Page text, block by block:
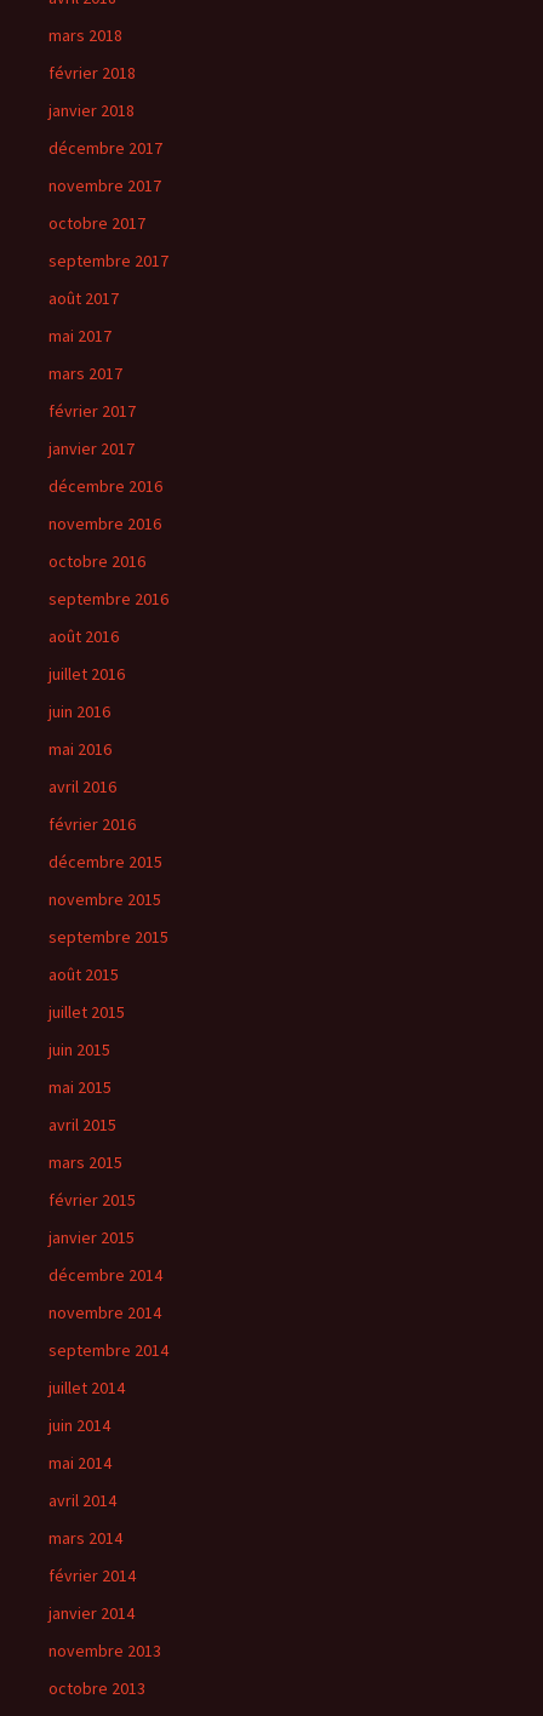
mars 2018
février 2018
janvier 2018
décembre 2017
novembre 2017
octobre 2017
septembre 2017
août 2017
mai 2017
mars 2017
février 2017
janvier 2017
décembre 2016
novembre 2016
octobre 2016
septembre 2016
août 2016
juillet 2016
juin 2016
mai 2016
avril 2016
février 2016
décembre 2015
novembre 2015
septembre 2015
août 2015
juillet 2015
juin 2015
mai 2015
avril 2015
mars 2015
février 2015
janvier 2015
décembre 2014
novembre 2014
septembre 2014
juillet 2014
juin 2014
mai 2014
avril 2014
mars 2014
février 2014
janvier 2014
novembre 2013
octobre 2013